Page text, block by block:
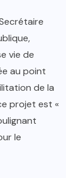
vie de
au point
de la
projet est «
le